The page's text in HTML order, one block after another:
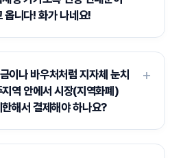
옵니다! 화가 나네요!
이나 바우처처럼 지자체 눈치
역 안에서 시장(지역화폐)
해서 결제해야 하나요?